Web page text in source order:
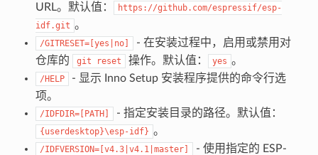
URL。默认值：
https://github.com/espressif/esp-
idf.git 。
/GITRESET=[yes|no]
- 在安装过程中，启用或禁用对
仓库的
git reset 操作。默认值： yes 。
/HELP
- 显示 Inno Setup 安装程序提供的命令行选
项。
/IDFDIR=[PATH] - 指定安装目录的路径。默认值：
{userdesktop}\esp-idf} 。
/IDFVERSION=[v4.3|v4.1|master]
- 使用指定的 ESP-